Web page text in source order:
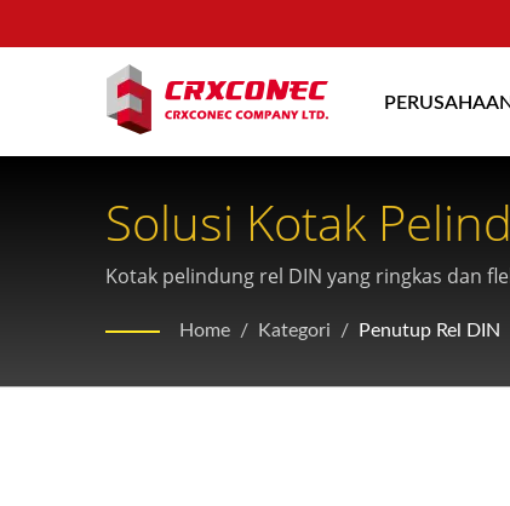
PERUSAHAAN
Solusi Kotak
Aplikasi Industri
Kotak pelindung rel DIN yang ringkas dan
Home / Kategori / Penutup Rel DIN